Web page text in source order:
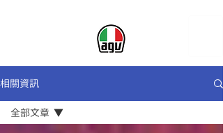
相關資訊
全部文章